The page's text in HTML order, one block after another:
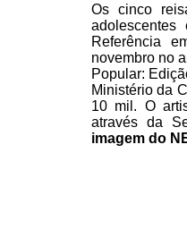
Os cinco
Referência
novembro no
Popular:
Ministério da
10 mil. O
através da
imagem do